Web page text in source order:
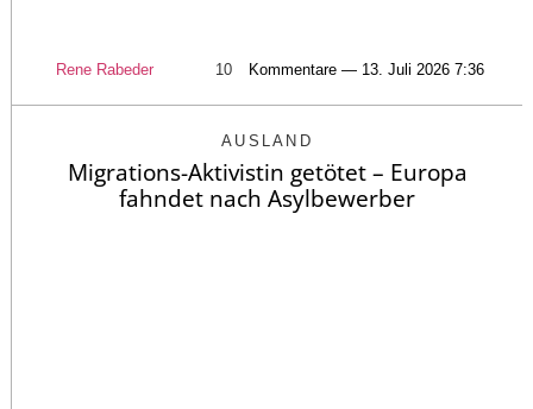
Rene Rabeder 10 Kommentare — 13. Juli 2026 7:36
AUSLAND
Migrations-Aktivistin getötet – Europa
fahndet nach Asylbewerber